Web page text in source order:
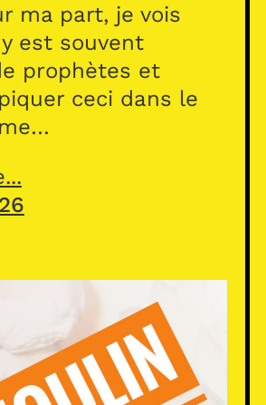
ma part, je vois
est souvent
prophètes et
ceci dans le